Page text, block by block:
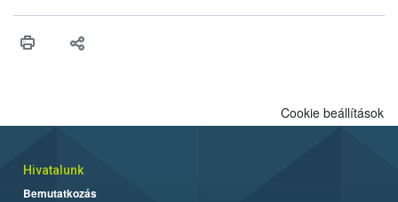
vonni az ebek viselkedésének megítélésében jártas szakértőt.
Cookie beállítások
Hivatalunk
Bemutatkozás